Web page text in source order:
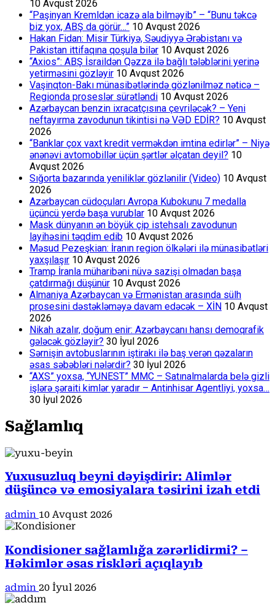
10 Avqust 2026
“Paşinyan Kremldən icazə ala bilməyib” – “Bunu təkcə
biz yox, ABŞ da görür…” 10 Avqust 2026
Hakan Fidan: Misir Türkiyə, Səudiyyə Ərəbistanı və
Pakistan ittifaqına qoşula bilər 10 Avqust 2026
“Axios”: ABŞ İsraildən Qəzza ilə bağlı tələblərini yerinə
yetirməsini gözləyir 10 Avqust 2026
Vaşinqton-Bakı münasibətlərində gözlənilməz nəticə –
Regionda proseslər sürətləndi 10 Avqust 2026
Azərbaycan benzin ixracatçısına çevriləcək? – Yeni
neftayırma zavodunun tikintisi nə VƏD EDİR? 10 Avqust
2026
“Banklar çox vaxt kredit verməkdən imtina edirlər” – Niyə
ənənəvi avtomobillər üçün şərtlər əlçatan deyil? 10
Avqust 2026
Sığorta bazarında yeniliklər gözlənilir (Video) 10 Avqust
2026
Azərbaycan cüdoçuları Avropa Kubokunu 7 medalla
üçüncü yerdə başa vurublar 10 Avqust 2026
Mask dünyanın ən böyük çip istehsalı zavodunun
layihəsini təqdim edib 10 Avqust 2026
Məsud Pezeşkian: İranın region ölkələri ilə münasibətləri
yaxşılaşır 10 Avqust 2026
Tramp İranla müharibəni nüvə sazişi olmadan başa
çatdırmağı düşünür 10 Avqust 2026
Almaniya Azərbaycan və Ermənistan arasında sülh
prosesini dəstəkləməyə davam edəcək – XİN 10 Avqust
2026
Nikah azalır, doğum enir: Azərbaycanı hansı demoqrafik
gələcək gözləyir? 30 İyul 2026
Sərnişin avtobuslarının iştirakı ilə baş verən qəzaların
əsas səbəbləri nələrdir? 30 İyul 2026
“AXS” yoxsa, “YUNEST” MMC – Satınalmalarda belə gizli
işlərə şəraiti kimlər yaradır – Antinhisar Agentliyi, yoxsa…
30 İyul 2026
Sağlamlıq
Yuxusuzluq beyni dəyişdirir: Alimlər
düşüncə və emosiyalara təsirini izah etdi
admin 10 Avqust 2026
Kondisioner sağlamlığa zərərlidirmi? –
Həkimlər əsas riskləri açıqlayıb
admin 20 İyul 2026